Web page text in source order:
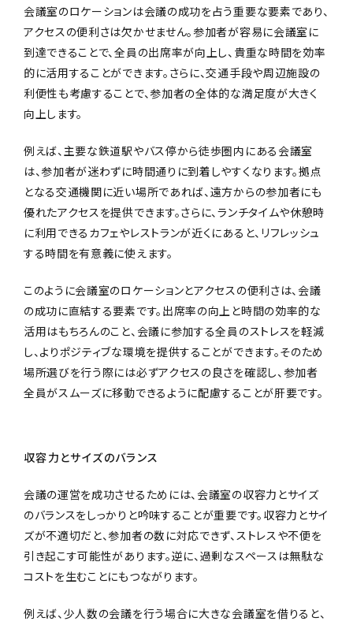
会議室のロケーションは会議の成功を占う重要な要素であり、
アクセスの便利さは欠かせません。参加者が容易に会議室に
到達できることで、全員の出席率が向上し、貴重な時間を効率
的に活用することができます。さらに、交通手段や周辺施設の
利便性も考慮することで、参加者の全体的な満足度が大きく
向上します。
例えば、主要な鉄道駅やバス停から徒歩圏内にある会議室
は、参加者が迷わずに時間通りに到着しやすくなります。拠点
となる交通機関に近い場所であれば、遠方からの参加者にも
優れたアクセスを提供できます。さらに、ランチタイムや休憩時
に利用できるカフェやレストランが近くにあると、リフレッシュ
する時間を有意義に使えます。
このように会議室のロケーションとアクセスの便利さは、会議
の成功に直結する要素です。出席率の向上と時間の効率的な
活用はもちろんのこと、会議に参加する全員のストレスを軽減
し、よりポジティブな環境を提供することができます。そのため
場所選びを行う際には必ずアクセスの良さを確認し、参加者
全員がスムーズに移動できるように配慮することが肝要です。
収容力とサイズのバランス
会議の運営を成功させるためには、会議室の収容力とサイズ
のバランスをしっかりと吟味することが重要です。収容力とサイ
ズが不適切だと、参加者の数に対応できず、ストレスや不便を
引き起こす可能性があります。逆に、過剰なスペースは無駄な
コストを生むことにもつながります。
例えば、少人数の会議を行う場合に大きな会議室を借りると、